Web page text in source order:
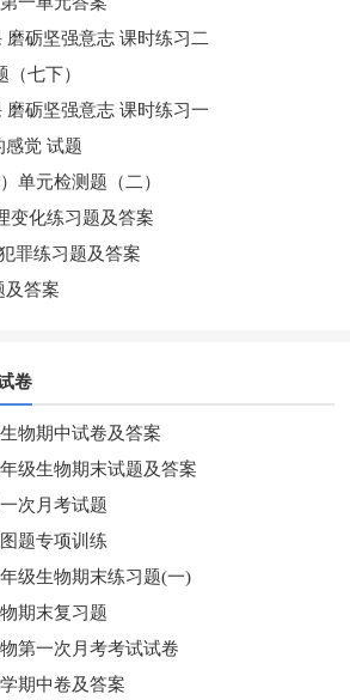
磨砺坚强意志 课时练习二
七下）
磨砺坚强意志 课时练习一
感觉 试题
单元检测题（二）
变化练习题及答案
罪练习题及答案
及答案
卷
物期中试卷及答案
级生物期末试题及答案
次月考试题
题专项训练
级生物期末练习题(一)
期末复习题
第一次月考考试试卷
期中卷及答案